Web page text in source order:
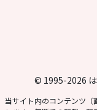
© 1995-2026
当サイト内のコンテンツ